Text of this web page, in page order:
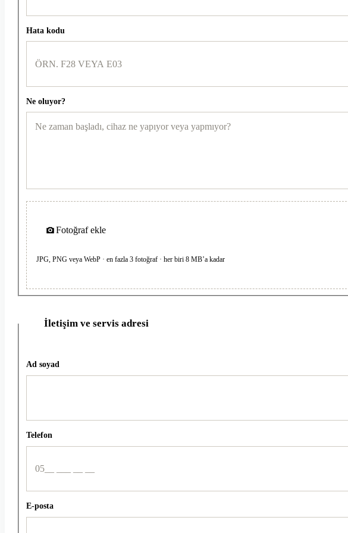
Hata kodu
Ne oluyor?
Fotoğraf ekle
JPG, PNG veya WebP · en fazla 3 fotoğraf · her biri 8 MB’a kadar
İletişim ve servis adresi
Ad soyad
Telefon
E-posta